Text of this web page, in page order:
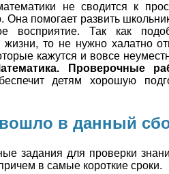
не сводится к
помогает развить
восприятие. Так как
жизни, то не нужно халатно
кажутся и вовсе
Проверочные
детям хорошую
в данный
задания для проверки
в самые короткие сроки.